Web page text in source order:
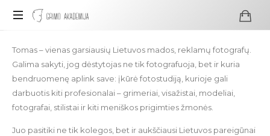
visažo
ir
grimo
mokykla
Tomas – vienas garsiausių Lietuvos mados, reklamų fotografų.
Galima sakyti, jog dėstytojas ne tik fotografuoja, bet ir kuria
bendruomenę aplink save: įkūrė fotostudiją, kurioje gali
darbuotis kiti profesionalai – grimeriai, visažistai, modeliai,
fotografai, stilistai ir kiti meniškos prigimties žmonės.
Juo pasitiki ne tik kolegos, bet ir aukščiausi Lietuvos pareigūnai